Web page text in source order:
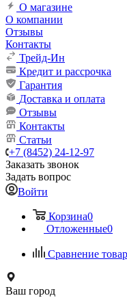
О магазине
О компании
Отзывы
Контакты
Трейд-Ин
Кредит и рассрочка
Гарантия
Доставка и оплата
Отзывы
Контакты
Статьи
+7 (8452) 24-12-97
Заказать звонок
Задать вопрос
Войти
Корзина0
Отложенные0
Сравнение
Ваш город